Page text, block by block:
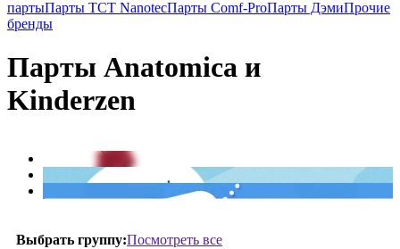
партыПарты TCT NanotecПарты Comf-ProПарты ДэмиПрочие
бренды
Парты Anatomica и
Kinderzen
Выбрать группу:Посмотреть все